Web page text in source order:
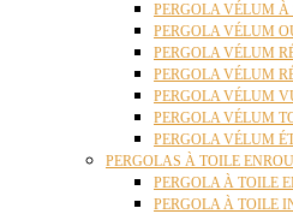
PERGOLA VÉLUM À
PERGOLA VÉLUM
PERGOLA VÉLUM
PERGOLA VÉLUM
PERGOLA VÉLUM
PERGOLA VÉLUM
PERGOLA VÉLUM
PERGOLAS À TOILE
PERGOLA À TOILE
PERGOLA À TOILE